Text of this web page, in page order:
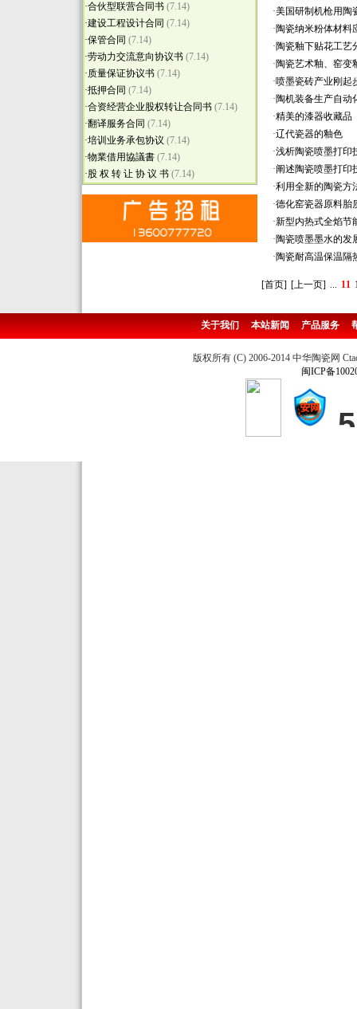
·合伙型联营合同书 (7.14)
·建设工程设计合同 (7.14)
·保管合同 (7.14)
·劳动力交流意向协议书 (7.14)
·质量保证协议书 (7.14)
·抵押合同 (7.14)
·合资经营企业股权转让合同书 (7.14)
·翻译服务合同 (7.14)
·培训业务承包协议 (7.14)
·物業借用協議書 (7.14)
·股 权 转 让 协 议 书 (7.14)
·美国研制机枪用陶
·陶瓷纳米粉体材料
·陶瓷釉下贴花工艺
·陶瓷艺术釉、窑变
·喷墨瓷砖产业刚起
·陶机装备生产自动
·精美的漆器收藏品
·辽代瓷器的釉色
·浅析陶瓷喷墨打印
·阐述陶瓷喷墨打印
·利用全新的陶瓷方
·德化窑瓷器原料胎
·新型内热式全焰节
·陶瓷喷墨墨水的发
·陶瓷耐高温保温隔
[首页] [上一页] ... 11
关于我们 本站新闻 产品服务
版权所有 (C) 2006-2014 中华陶瓷网
闽ICP备